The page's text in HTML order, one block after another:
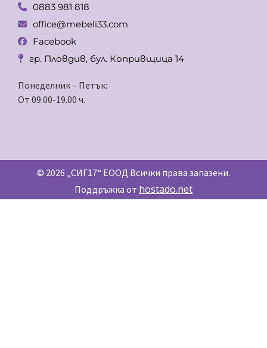
0883 981 818
office@mebeli33.com
Facebook
гр. Пловдив, бул. Копривщица 14
Понеделник – Петък:
От 09.00-19.00 ч.
© 2026 „СИГ17“ ЕООД Всички права запазени.
Поддръжка от hostado.net